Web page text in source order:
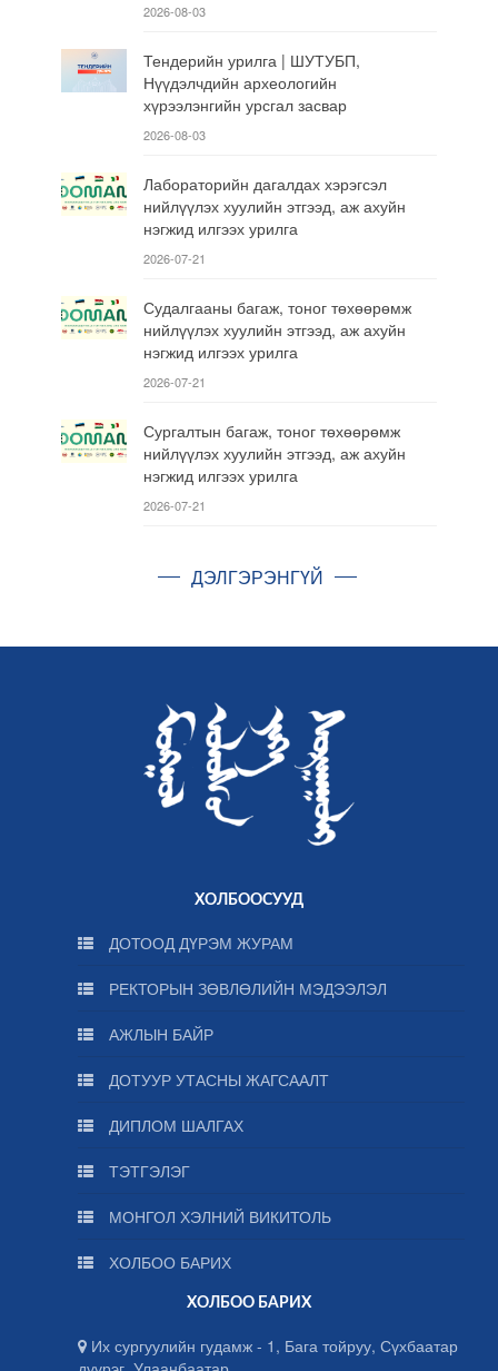
2026-08-03
Тендерийн урилга | ШУТУБП,
Нүүдэлчдийн археологийн
хүрээлэнгийн урсгал засвар
2026-08-03
Лабораторийн дагалдах хэрэгсэл
нийлүүлэх хуулийн этгээд, аж ахуйн
нэгжид илгээх урилга
2026-07-21
Судалгааны багаж, тоног төхөөрөмж
нийлүүлэх хуулийн этгээд, аж ахуйн
нэгжид илгээх урилга
2026-07-21
Сургалтын багаж, тоног төхөөрөмж
нийлүүлэх хуулийн этгээд, аж ахуйн
нэгжид илгээх урилга
2026-07-21
ДЭЛГЭРЭНГҮЙ
ХОЛБООСУУД
ДОТООД ДҮРЭМ ЖУРАМ
РЕКТОРЫН ЗӨВЛӨЛИЙН МЭДЭЭЛЭЛ
АЖЛЫН БАЙР
ДОТУУР УТАСНЫ ЖАГСААЛТ
ДИПЛОМ ШАЛГАХ
ТЭТГЭЛЭГ
МОНГОЛ ХЭЛНИЙ ВИКИТОЛЬ
ХОЛБОО БАРИХ
ХОЛБОО БАРИХ
Их сургуулийн гудамж - 1, Бага тойруу, Сүхбаатар